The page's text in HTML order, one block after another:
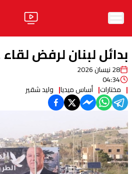
الرئيسية
الأخبار
آراء
فيديو
مواقف
وليد جنبلاطالحزب
بدائل لبنان لرفض
28 نيسان 2026
04:34
مختارات أساس ميديا وليد شقير